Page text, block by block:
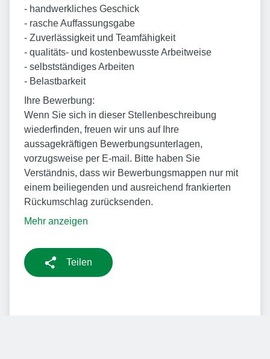
- handwerkliches Geschick
- rasche Auffassungsgabe
- Zuverlässigkeit und Teamfähigkeit
- qualitäts- und kostenbewusste Arbeitweise
- selbstständiges Arbeiten
- Belastbarkeit
Ihre Bewerbung:
Wenn Sie sich in dieser Stellenbeschreibung
wiederfinden, freuen wir uns auf Ihre
aussagekräftigen Bewerbungsunterlagen,
vorzugsweise per E-mail. Bitte haben Sie
Verständnis, dass wir Bewerbungsmappen nur mit
einem beiliegenden und ausreichend frankierten
Rückumschlag zurücksenden.
Mehr anzeigen
Teilen